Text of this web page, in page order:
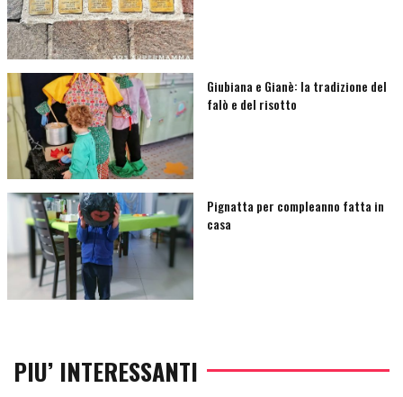
Giubiana e Gianè: la tradizione del
falò e del risotto
Pignatta per compleanno fatta in
casa
PIU’ INTERESSANTI